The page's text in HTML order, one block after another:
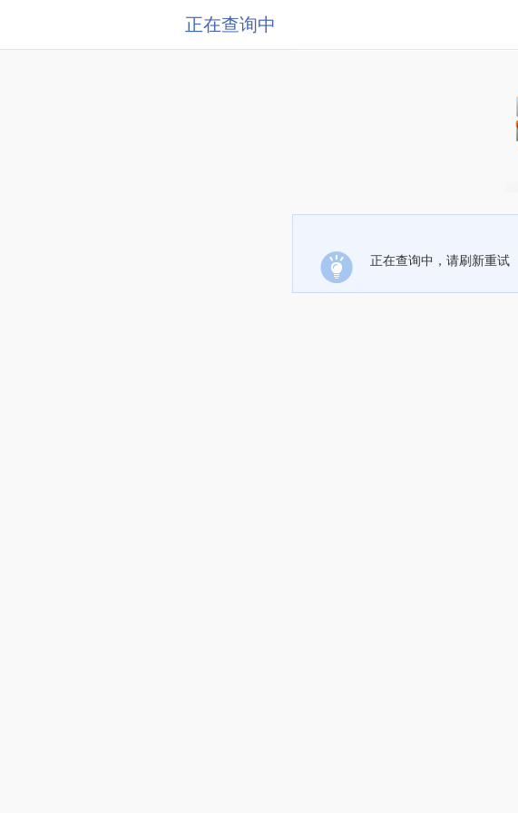
正在查询中
正在查询中，请刷新重试